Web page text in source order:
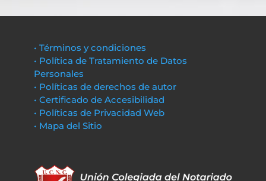
• Términos y condiciones
• Política de Tratamiento de Datos
Personales
• Políticas de derechos de autor
• Certificado de Accesibilidad
• Políticas de Privacidad Web
• Mapa del Sitio